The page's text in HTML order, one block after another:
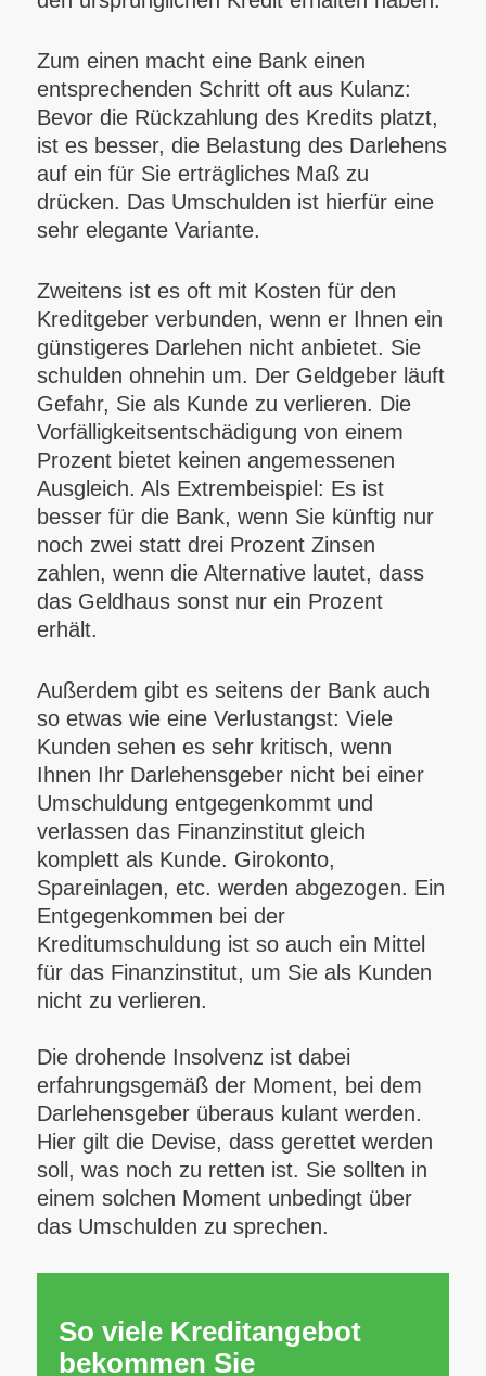
Zum einen macht eine Bank einen
entsprechenden Schritt oft aus Kulanz:
Bevor die Rückzahlung des Kredits platzt,
ist es besser, die Belastung des Darlehens
auf ein für Sie erträgliches Maß zu
drücken. Das Umschulden ist hierfür eine
sehr elegante Variante.
Zweitens ist es oft mit Kosten für den
Kreditgeber verbunden, wenn er Ihnen ein
günstigeres Darlehen nicht anbietet. Sie
schulden ohnehin um. Der Geldgeber läuft
Gefahr, Sie als Kunde zu verlieren. Die
Vorfälligkeitsentschädigung von einem
Prozent bietet keinen angemessenen
Ausgleich. Als Extrembeispiel: Es ist
besser für die Bank, wenn Sie künftig nur
noch zwei statt drei Prozent Zinsen
zahlen, wenn die Alternative lautet, dass
das Geldhaus sonst nur ein Prozent
erhält.
Außerdem gibt es seitens der Bank auch
so etwas wie eine Verlustangst: Viele
Kunden sehen es sehr kritisch, wenn
Ihnen Ihr Darlehensgeber nicht bei einer
Umschuldung entgegenkommt und
verlassen das Finanzinstitut gleich
komplett als Kunde. Girokonto,
Spareinlagen, etc. werden abgezogen. Ein
Entgegenkommen bei der
Kreditumschuldung ist so auch ein Mittel
für das Finanzinstitut, um Sie als Kunden
nicht zu verlieren.
Die drohende Insolvenz ist dabei
erfahrungsgemäß der Moment, bei dem
Darlehensgeber überaus kulant werden.
Hier gilt die Devise, dass gerettet werden
soll, was noch zu retten ist. Sie sollten in
einem solchen Moment unbedingt über
das Umschulden zu sprechen.
So viele Kreditangebot
bekommen Sie